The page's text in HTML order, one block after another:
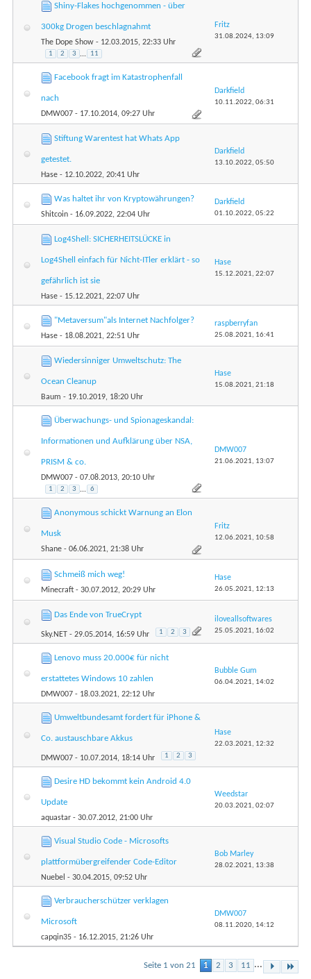
Shiny-Flakes hochgenommen - über
300kg Drogen beschlagnahmt
The Dope Show - 12.03.2015, 22:33 Uhr
1 2 3 ... 11
Fritz
31.08.2024, 13:09
Facebook fragt im Katastrophenfall
nach
DMW007 - 17.10.2014, 09:27 Uhr
Darkfield
10.11.2022, 06:31
Stiftung Warentest hat Whats App
getestet.
Hase - 12.10.2022, 20:41 Uhr
Darkfield
13.10.2022, 05:50
Was haltet ihr von Kryptowährungen?
Shitcoin - 16.09.2022, 22:04 Uhr
Darkfield
01.10.2022, 05:22
Log4Shell: SICHERHEITSLÜCKE in
Log4Shell einfach für Nicht-ITler erklärt - so
gefährlich ist sie
Hase - 15.12.2021, 22:07 Uhr
Hase
15.12.2021, 22:07
"Metaversum"als Internet Nachfolger?
Hase - 18.08.2021, 22:51 Uhr
raspberryfan
25.08.2021, 16:41
Wiedersinniger Umweltschutz: The
Ocean Cleanup
Baum - 19.10.2019, 18:20 Uhr
Hase
15.08.2021, 21:18
Überwachungs- und Spionageskandal:
Informationen und Aufklärung über NSA,
PRISM & co.
DMW007 - 07.08.2013, 20:10 Uhr
1 2 3 ... 6
DMW007
21.06.2021, 13:07
Anonymous schickt Warnung an Elon
Musk
Shane - 06.06.2021, 21:38 Uhr
Fritz
12.06.2021, 10:58
Schmeiß mich weg!
Minecraft - 30.07.2012, 20:29 Uhr
Hase
26.05.2021, 12:13
Das Ende von TrueCrypt
Sky.NET - 29.05.2014, 16:59 Uhr 1 2 3
iloveallsoftwares
25.05.2021, 16:02
Lenovo muss 20.000€ für nicht
erstattetes Windows 10 zahlen
DMW007 - 18.03.2021, 22:12 Uhr
Bubble Gum
06.04.2021, 14:02
Umweltbundesamt fordert für iPhone &
Co. austauschbare Akkus
DMW007 - 10.07.2014, 18:14 Uhr 1 2 3
Hase
22.03.2021, 12:32
Desire HD bekommt kein Android 4.0
Update
aquastar - 30.07.2012, 21:00 Uhr
Weedstar
20.03.2021, 02:07
Visual Studio Code - Microsofts
plattformübergreifender Code-Editor
Nuebel - 30.04.2015, 09:52 Uhr
Bob Marley
28.02.2021, 13:38
Verbraucherschützer verklagen
Microsoft
capqin35 - 16.12.2015, 21:26 Uhr
DMW007
08.11.2020, 14:12
Seite 1 von 21 1 2 3 11 ...